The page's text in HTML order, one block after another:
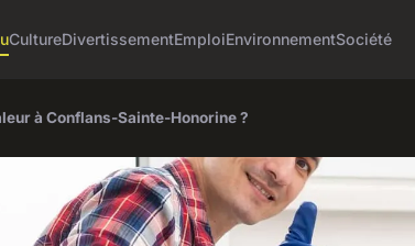
CultureDivertissementEmploiEnvironnementSociété
à Conflans-Sainte-Honorine ?